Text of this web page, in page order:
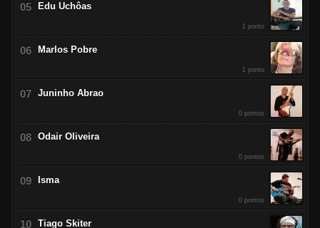
Edu Uchôas
1 ponto
Marlos Pobre
1 ponto
Juninho Abrao
0 pontos
Odair Oliveira
0 pontos
Isma
0 pontos
Tiago Skiter